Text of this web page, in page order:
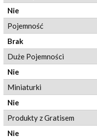
Nie
Pojemność
Brak
Duże Pojemności
Nie
Miniaturki
Nie
Produkty z Gratisem
Nie